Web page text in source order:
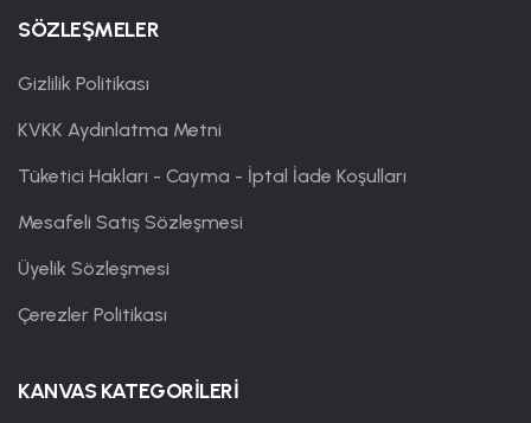
SÖZLEŞMELER
Gizlilik Politikası
KVKK Aydınlatma Metni
Tüketici Hakları - Cayma - İptal İade Koşulları
Mesafeli Satış Sözleşmesi
Üyelik Sözleşmesi
Çerezler Politikası
KANVAS KATEGORİLERİ